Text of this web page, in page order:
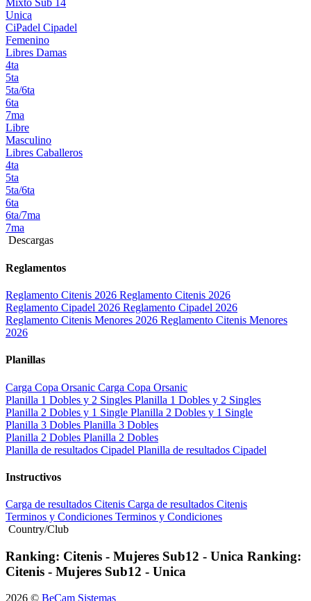
Mixto Sub 14
Unica
CiPadel Cipadel
Femenino
Libres Damas
4ta
5ta
5ta/6ta
6ta
7ma
Libre
Masculino
Libres Caballeros
4ta
5ta
5ta/6ta
6ta
6ta/7ma
7ma
Descargas
Reglamentos
Reglamento Citenis 2026 Reglamento Citenis 2026
Reglamento Cipadel 2026 Reglamento Cipadel 2026
Reglamento Citenis Menores 2026 Reglamento Citenis Menores
2026
Planillas
Carga Copa Orsanic Carga Copa Orsanic
Planilla 1 Dobles y 2 Singles Planilla 1 Dobles y 2 Singles
Planilla 2 Dobles y 1 Single Planilla 2 Dobles y 1 Single
Planilla 3 Dobles Planilla 3 Dobles
Planilla 2 Dobles Planilla 2 Dobles
Planilla de resultados Cipadel Planilla de resultados Cipadel
Instructivos
Carga de resultados Citenis Carga de resultados Citenis
Terminos y Condiciones Terminos y Condiciones
Country/Club
Ranking: Citenis - Mujeres Sub12 - Unica Ranking:
Citenis - Mujeres Sub12 - Unica
2026 © BeCam Sistemas